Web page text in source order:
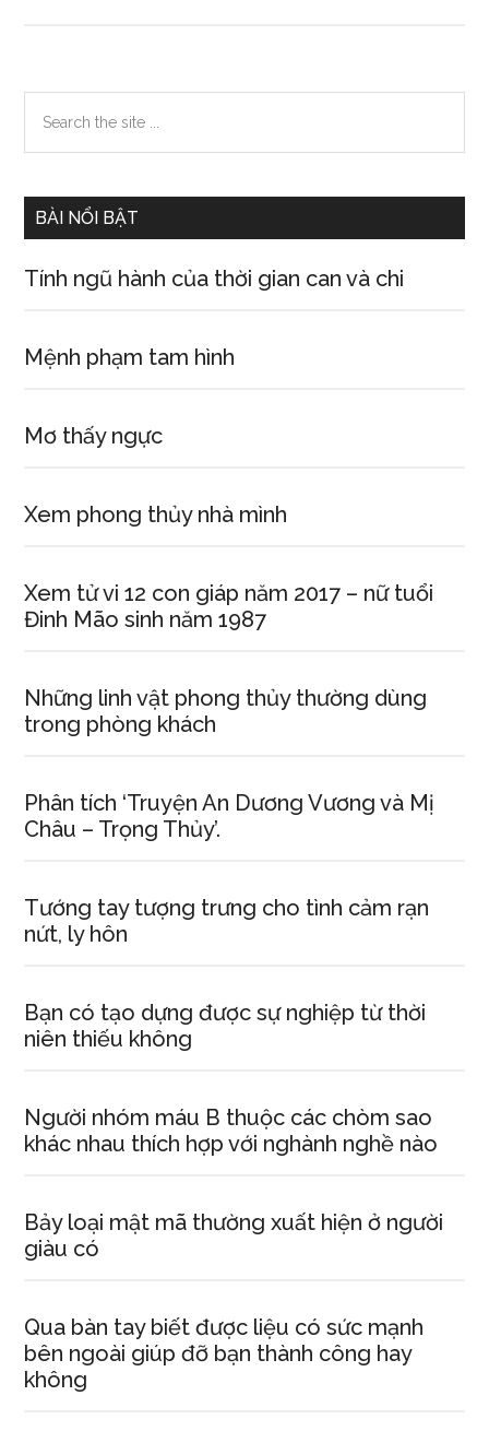
AB
kiểm
bản
Primary
Sidebar
the
BÀI NỔI BẬT
Tính ngũ hành của thời gian can và chi
Mệnh phạm tam hình
Mơ thấy ngực
Xem phong thủy nhà mình
Xem tử vi 12 con giáp năm 2017 – nữ tuổi
Đinh Mão sinh năm 1987
Những linh vật phong thủy thường dùng
trong phòng khách
Phân tích ‘Truyện An Dương Vương và Mị
Châu – Trọng Thủy’.
Tướng tay tượng trưng cho tình cảm rạn
nứt, ly hôn
Bạn có tạo dựng được sự nghiệp từ thời
niên thiếu không
Người nhóm máu B thuộc các chòm sao
khác nhau thích hợp với nghành nghề nào
Bảy loại mật mã thường xuất hiện ở người
giàu có
Qua bàn tay biết được liệu có sức mạnh
bên ngoài giúp đỡ bạn thành công hay
không